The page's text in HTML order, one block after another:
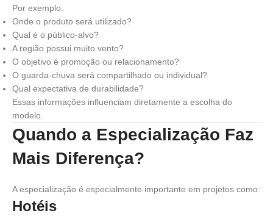
Por exemplo:
Onde o produto será utilizado?
Qual é o público-alvo?
A região possui muito vento?
O objetivo é promoção ou relacionamento?
O guarda-chuva será compartilhado ou individual?
Qual expectativa de durabilidade?
Essas informações influenciam diretamente a escolha do
modelo.
Quando a Especialização Faz
Mais Diferença?
A especialização é especialmente importante em projetos como:
Hotéis